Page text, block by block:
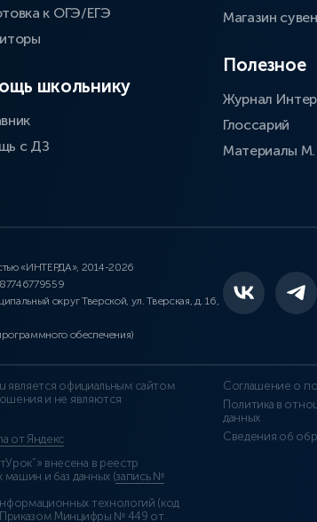
к ОГЭ/ЕГЭ
школьнику
с ДЗ
Магазин
Полезное
Журнал
Глоссарий
Материалы М.
«ИНТЕРДА», 2014-2026
округ Тверской, ул. Тверская, д. 16,
обеспечения)
является официальным сайтом
и не являются
от Яндекс
внесена в реестр
машин и баз данных (запись №
технологий (код
Приказом Минцифры № 449 от
Соглашение о
Политика в
данных
Сведения об